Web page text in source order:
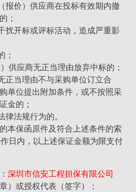
报价）供应商在投标有效期内撤
；
扰开标或评标活动，造成严重影
；
供应商无正当理由放弃中标的；
正当理由不与采购单位订立合
单位提出附加条件，或不按照采
金的；
律法规行为的。
本保函原件及符合上述条件的索
日内，以上述保证金额为限支付
深圳市信安工程担保有限公司
）或授权代表（签字）：